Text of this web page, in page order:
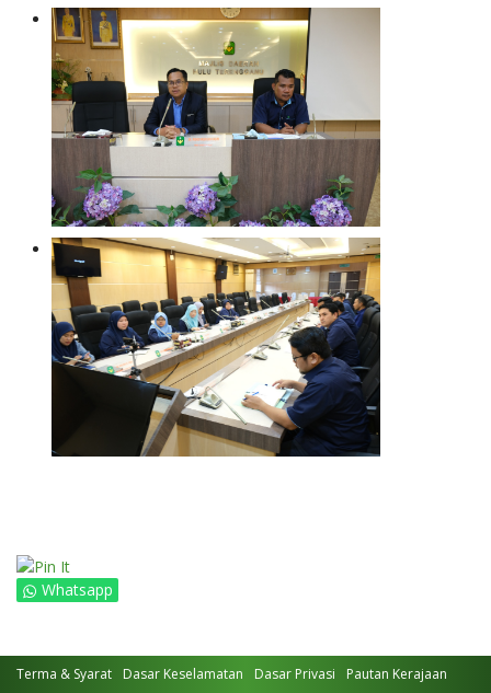
Whatsapp
Terma & Syarat Dasar Keselamatan Dasar Privasi Pautan Kerajaan